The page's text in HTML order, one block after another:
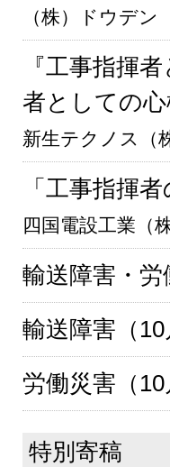
（株）ドウデ
『工事指揮
者としての心
新生テクノス
「工事指揮
四国電設工業
輸送障害・
輸送障害（10
労働災害（10
特別寄稿